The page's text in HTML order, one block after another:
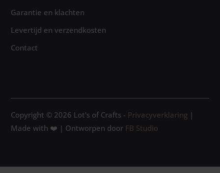
Garantie en klachten
Levertijd en verzendkosten
Contact
Copyright © 2026 Lot's of Crafts - Privacyverklaring |
Made with ❤️ | Ontworpen door FB Studio